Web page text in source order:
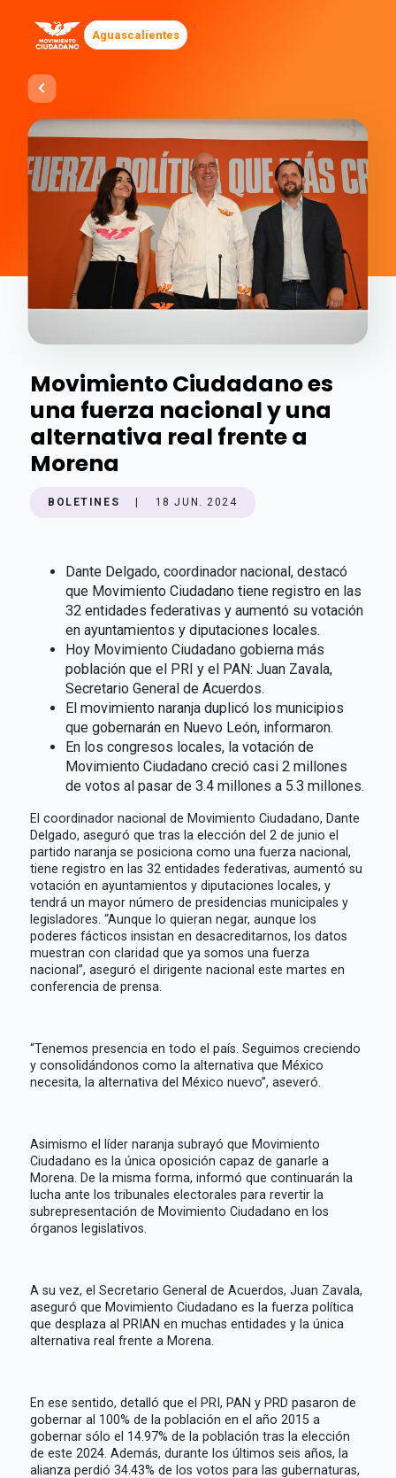
Aguascalientes
Movimiento Ciudadano es
una fuerza nacional y una
alternativa real frente a
Morena
BOLETINES 18 JUN. 2024
Dante Delgado, coordinador nacional, destacó
que Movimiento Ciudadano tiene registro en las
32 entidades federativas y aumentó su votación
en ayuntamientos y diputaciones locales.
Hoy Movimiento Ciudadano gobierna más
población que el PRI y el PAN: Juan Zavala,
Secretario General de Acuerdos.
El movimiento naranja duplicó los municipios
que gobernarán en Nuevo León, informaron.
En los congresos locales, la votación de
Movimiento Ciudadano creció casi 2 millones
de votos al pasar de 3.4 millones a 5.3 millones.
El coordinador nacional de Movimiento Ciudadano, Dante
Delgado, aseguró que tras la elección del 2 de junio el
partido naranja se posiciona como una fuerza nacional,
tiene registro en las 32 entidades federativas, aumentó su
votación en ayuntamientos y diputaciones locales, y
tendrá un mayor número de presidencias municipales y
legisladores. “Aunque lo quieran negar, aunque los
poderes fácticos insistan en desacreditarnos, los datos
muestran con claridad que ya somos una fuerza
nacional”, aseguró el dirigente nacional este martes en
conferencia de prensa.
“Tenemos presencia en todo el país. Seguimos creciendo
y consolidándonos como la alternativa que México
necesita, la alternativa del México nuevo”, aseveró.
Asimismo el líder naranja subrayó que Movimiento
Ciudadano es la única oposición capaz de ganarle a
Morena. De la misma forma, informó que continuarán la
lucha ante los tribunales electorales para revertir la
subrepresentación de Movimiento Ciudadano en los
órganos legislativos.
A su vez, el Secretario General de Acuerdos, Juan Zavala,
aseguró que Movimiento Ciudadano es la fuerza política
que desplaza al PRIAN en muchas entidades y la única
alternativa real frente a Morena.
En ese sentido, detalló que el PRI, PAN y PRD pasaron de
gobernar al 100% de la población en el año 2015 a
gobernar sólo el 14.97% de la población tras la elección
de este 2024. Además, durante los últimos seis años, la
alianza perdió 34.43% de los votos para las gubernaturas,